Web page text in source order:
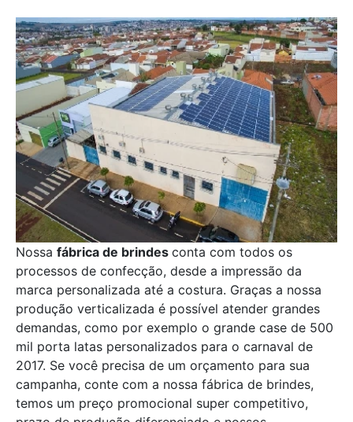
Nossa fábrica de brindes conta com todos os
processos de confecção, desde a impressão da
marca personalizada até a costura. Graças a nossa
produção verticalizada é possível atender grandes
demandas, como por exemplo o grande case de 500
mil porta latas personalizados para o carnaval de
2017. Se você precisa de um orçamento para sua
campanha, conte com a nossa fábrica de brindes,
temos um preço promocional super competitivo,